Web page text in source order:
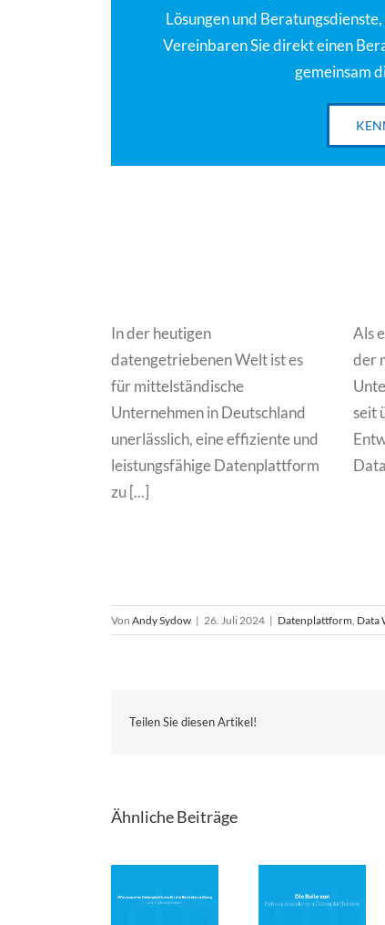
Lösungen und
Vereinbaren Sie direkt einen
gemeinsam
In der heutigen
datengetriebenen Welt ist es
für mittelständische
Unternehmen in Deutschland
unerlässlich, eine effiziente und
leistungsfähige Datenplattform
zu [...]
Als
der
seit
Von Andy Sydow | 26. Juli 2024 | Datenplattform Data
Teilen Sie diesen Artikel!
Ähnliche Beiträge